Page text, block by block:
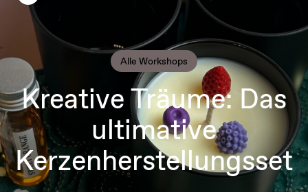
Alle Workshops
Kreative Träume: Das
ultimative
Kerzenherstellungsset